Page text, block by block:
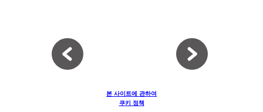
본 사이트에 관하여
쿠키 정책